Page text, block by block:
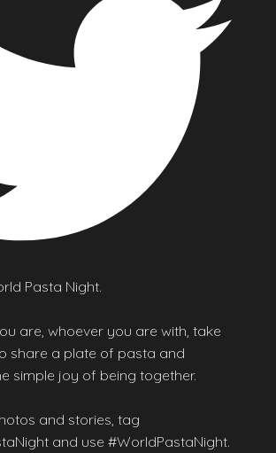
Pasta Night.
are, whoever you are with, take
share a plate of pasta and
simple joy of being together.
and stories, tag
and use #WorldPastaNight.